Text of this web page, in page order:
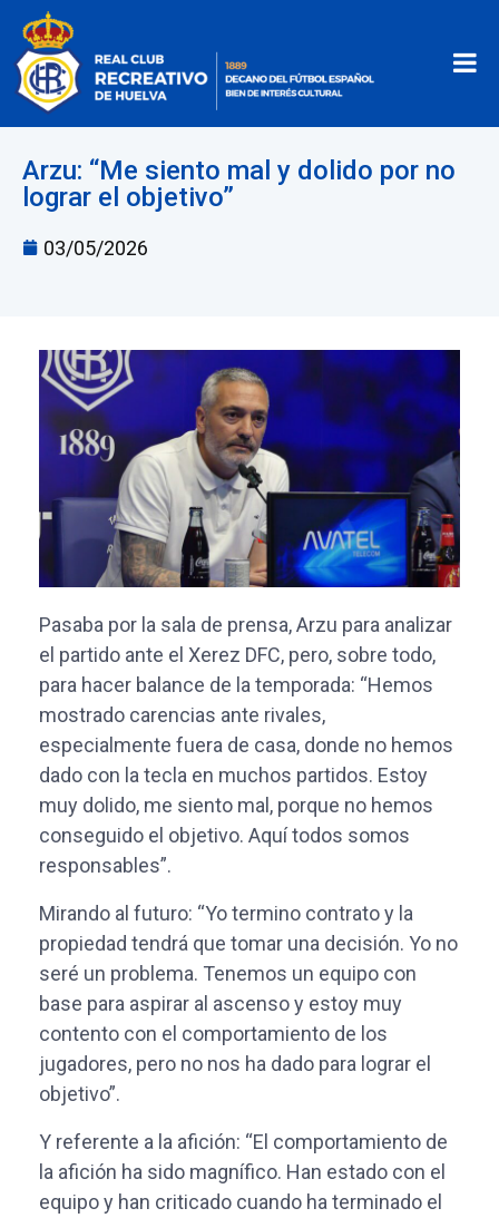
Arzu: “Me siento mal y dolido por no
lograr el objetivo”
03/05/2026
Pasaba por la sala de prensa, Arzu para analizar
el partido ante el Xerez DFC, pero, sobre todo,
para hacer balance de la temporada: “Hemos
mostrado carencias ante rivales,
especialmente fuera de casa, donde no hemos
dado con la tecla en muchos partidos. Estoy
muy dolido, me siento mal, porque no hemos
conseguido el objetivo. Aquí todos somos
responsables”.
Mirando al futuro: “Yo termino contrato y la
propiedad tendrá que tomar una decisión. Yo no
seré un problema. Tenemos un equipo con
base para aspirar al ascenso y estoy muy
contento con el comportamiento de los
jugadores, pero no nos ha dado para lograr el
objetivo”.
Y referente a la afición: “El comportamiento de
la afición ha sido magnífico. Han estado con el
equipo y han criticado cuando ha terminado el